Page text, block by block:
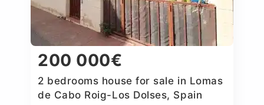
200 000€
2 bedrooms house for sale in Lomas
de Cabo Roig-Los Dolses, Spain